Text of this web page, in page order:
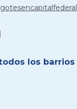
los barrios